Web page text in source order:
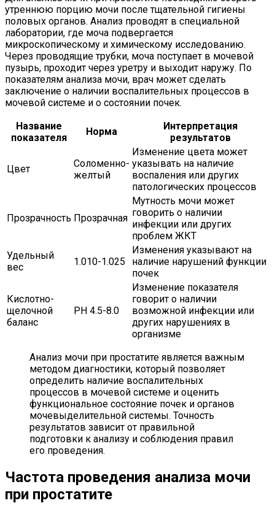
утреннюю порцию мочи после тщательной гигиены
половых органов. Анализ проводят в специальной
лаборатории, где моча подвергается
микроскопическому и химическому исследованию.
Через проводящие трубки, моча поступает в мочевой
пузырь, проходит через уретру и выходит наружу. По
показателям анализа мочи, врач может сделать
заключение о наличии воспалительных процессов в
мочевой системе и о состоянии почек.
Название
показателя
Норма
Интерпретация
результатов
Цвет
Соломенно-
желтый
Изменение цвета может
указывать на наличие
воспаления или других
патологических процессов
Прозрачность Прозрачная
Мутность мочи может
говорить о наличии
инфекции или других
проблем ЖКТ
Удельный
вес
1.010-1.025
Изменения указывают на
наличие нарушений функции
почек
Кислотно-
щелочной
баланс
РН 4.5-8.0
Изменение показателя
говорит о наличии
возможной инфекции или
других нарушениях в
организме
Анализ мочи при простатите является важным
методом диагностики, который позволяет
определить наличие воспалительных
процессов в мочевой системе и оценить
функциональное состояние почек и органов
мочевыделительной системы. Точность
результатов зависит от правильной
подготовки к анализу и соблюдения правил
его проведения.
Частота проведения анализа мочи
при простатите